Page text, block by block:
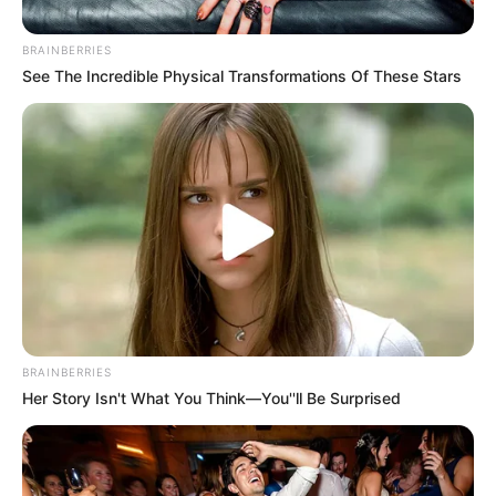
y migrantes
Alcaldía de Cartagena
Por:
Laura Vanessa Rosales Castro
Mayo 23, 2021
BRAINBERRIES
See The Incredible Physical Transformations Of These Stars
BRAINBERRIES
Her Story Isn't What You Think—You''ll Be Surprised